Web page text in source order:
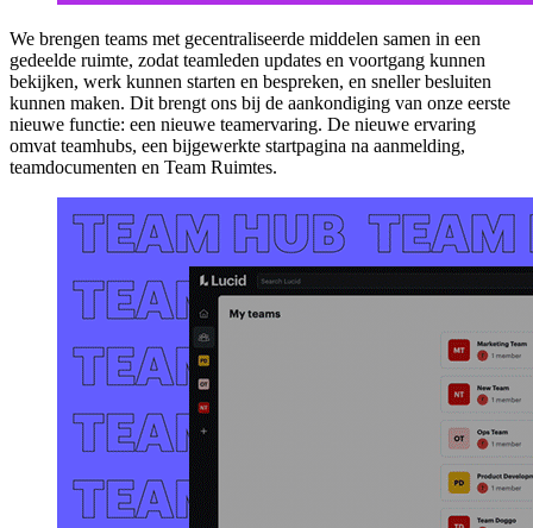
We brengen teams met gecentraliseerde middelen samen in een
gedeelde ruimte, zodat teamleden updates en voortgang kunnen
bekijken, werk kunnen starten en bespreken, en sneller besluiten
kunnen maken. Dit brengt ons bij de aankondiging van onze eerste
nieuwe functie: een nieuwe teamervaring. De nieuwe ervaring
omvat teamhubs, een bijgewerkte startpagina na aanmelding,
teamdocumenten en Team Ruimtes.